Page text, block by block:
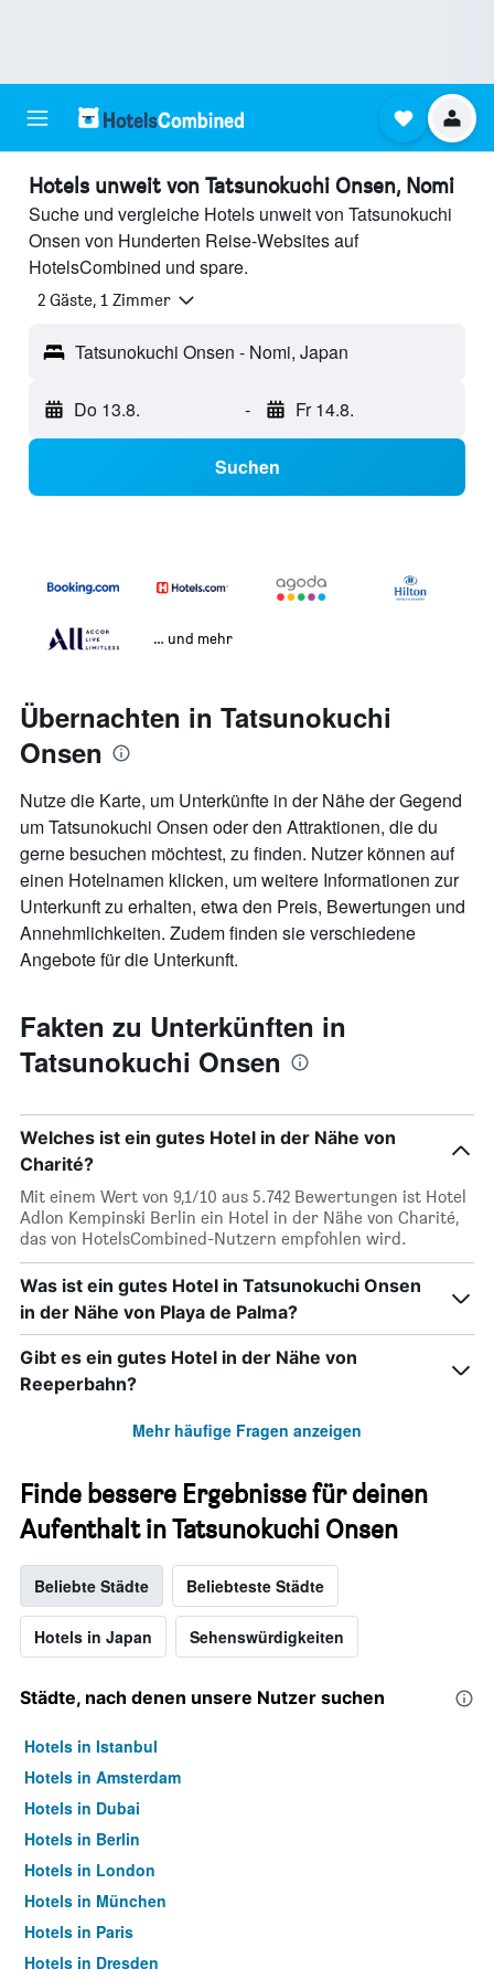
Hotels unweit von Tatsunokuchi Onsen, Nomi
Suche und vergleiche Hotels unweit von Tatsunokuchi
Onsen von Hunderten Reise-Websites auf
HotelsCombined und spare.
2 Gäste, 1 Zimmer
Tatsunokuchi Onsen - Nomi, Japan
Do 13.8. - Fr 14.8.
Suchen
… und mehr
Übernachten in Tatsunokuchi
Onsen
Nutze die Karte, um Unterkünfte in der Nähe der Gegend
um Tatsunokuchi Onsen oder den Attraktionen, die du
gerne besuchen möchtest, zu finden. Nutzer können auf
einen Hotelnamen klicken, um weitere Informationen zur
Unterkunft zu erhalten, etwa den Preis, Bewertungen und
Annehmlichkeiten. Zudem finden sie verschiedene
Angebote für die Unterkunft.
Fakten zu Unterkünften in
Tatsunokuchi Onsen
Welches ist ein gutes Hotel in der Nähe von
Charité?
Mit einem Wert von 9,1/10 aus 5.742 Bewertungen ist Hotel
Adlon Kempinski Berlin ein Hotel in der Nähe von Charité,
das von HotelsCombined-Nutzern empfohlen wird.
Was ist ein gutes Hotel in Tatsunokuchi Onsen
in der Nähe von Playa de Palma?
Gibt es ein gutes Hotel in der Nähe von
Reeperbahn?
Mehr häufige Fragen anzeigen
Finde bessere Ergebnisse für deinen
Aufenthalt in Tatsunokuchi Onsen
Beliebte Städte Beliebteste Städte
Hotels in Japan Sehenswürdigkeiten
Städte, nach denen unsere Nutzer suchen
Hotels in Istanbul
Hotels in Amsterdam
Hotels in Dubai
Hotels in Berlin
Hotels in London
Hotels in München
Hotels in Paris
Hotels in Dresden